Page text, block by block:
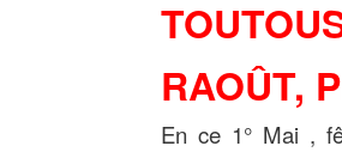
RAOÛT,
En ce 1° Mai ,